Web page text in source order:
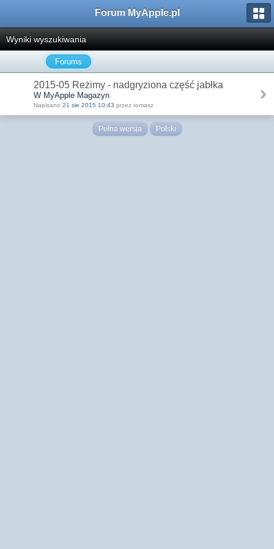
Forum MyApple.pl
Wyniki wyszukiwania
Forums
2015-05 Reżimy - nadgryziona część jabłka
W MyApple Magazyn
Napisano 21 sie 2015 10:43 przez tomasz
Pełna wersja Polski